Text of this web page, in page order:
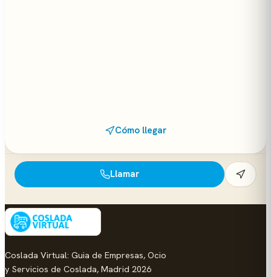
Cómo llegar
Llamar
Coslada Virtual: Guia de Empresas, Ocio
y Servicios de Coslada, Madrid 2026